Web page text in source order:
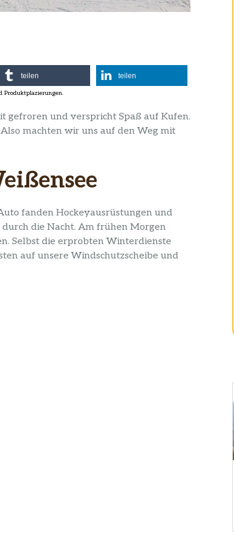
teilen teilen
gefroren und verspricht Spaß auf Kufen.
machten wir uns auf den Weg mit
fanden Hockeyausrüstungen und
die Nacht. Am frühen Morgen
Selbst die erprobten Winterdienste
auf unsere Windschutzscheibe und